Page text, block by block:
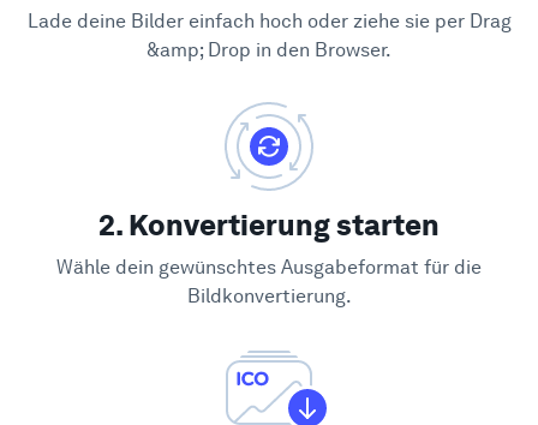
Lade deine Bilder einfach hoch oder ziehe sie per Drag
&amp; Drop in den Browser.
2. Konvertierung starten
Wähle dein gewünschtes Ausgabeformat für die
Bildkonvertierung.